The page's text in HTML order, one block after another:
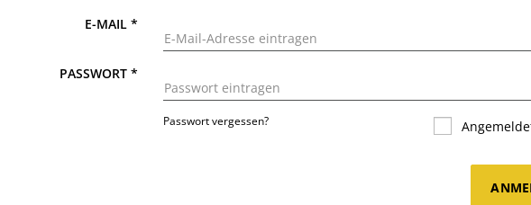
E-MAIL*
PASSWORT*
Passwort vergessen?